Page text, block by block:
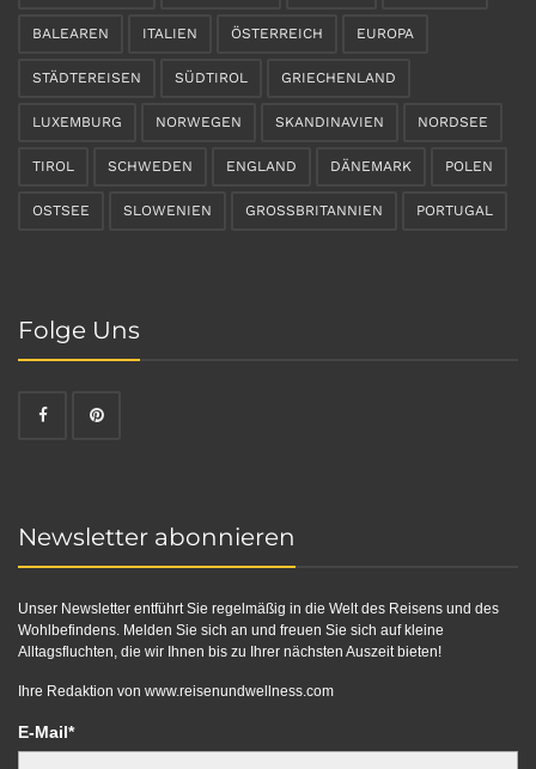
BALEAREN ITALIEN ÖSTERREICH EUROPA
STÄDTEREISEN SÜDTIROL GRIECHENLAND
LUXEMBURG NORWEGEN SKANDINAVIEN NORDSEE
TIROL SCHWEDEN ENGLAND DÄNEMARK POLEN
OSTSEE SLOWENIEN GROSSBRITANNIEN PORTUGAL
Folge Uns
Newsletter abonnieren
Unser Newsletter entführt Sie regelmäßig in die Welt des Reisens und des
Wohlbefindens. Melden Sie sich an und freuen Sie sich auf kleine
Alltagsfluchten, die wir Ihnen bis zu Ihrer nächsten Auszeit bieten!
Ihre Redaktion von www.reisenundwellness.com
E-Mail*